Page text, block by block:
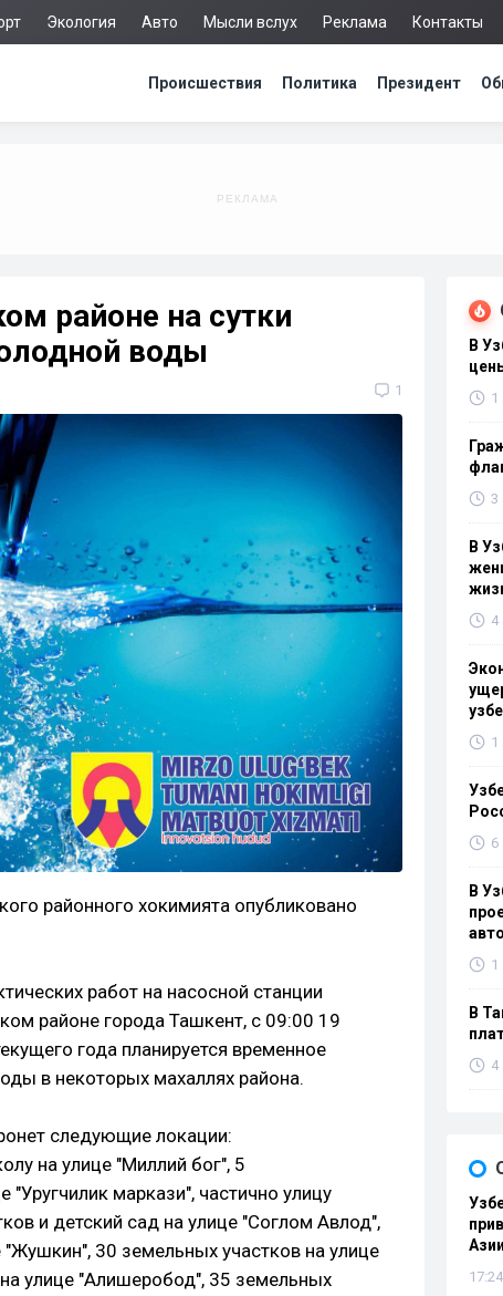
Экология Авто Мысли вслух Реклама Контакты
Происшествия Политика Президент
районе на сутки
воды
1
районного хокимията опубликовано
работ на насосной станции
районе города Ташкент, с 09:00 19
года планируется временное
в некоторых махаллях района.
следующие локации:
на улице "Миллий бог", 5
маркази", частично улицу
и детский сад на улице "Соглом Авлод",
30 земельных участков на улице
улице "Алишеробод", 35 земельных
В
1
3
В
4
1
6
В
1
В
4